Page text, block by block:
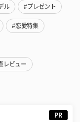
ル #プレゼント
#恋愛特集
レビュー
PR